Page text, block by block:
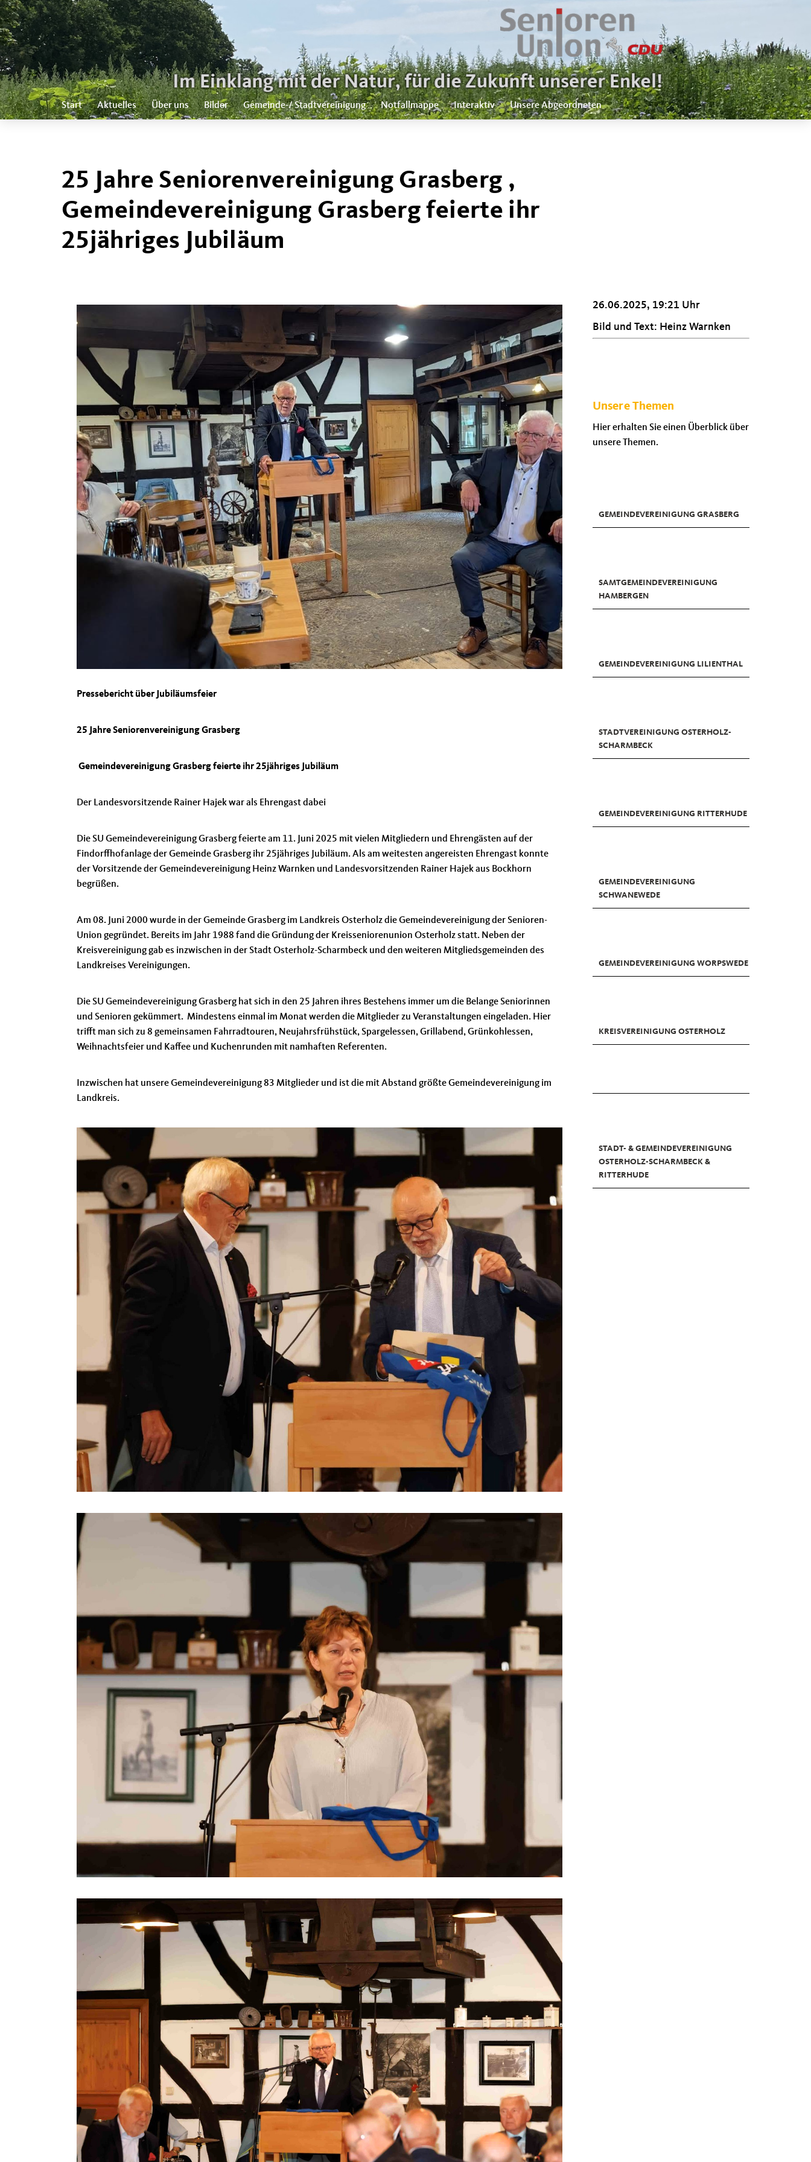
Start Aktuelles Über uns Bilder Gemeinde-/ Stadtvereinigung Notfallmappe Interaktiv Unsere Abgeordneten
25 Jahre Seniorenvereinigung Grasberg ,
Gemeindevereinigung Grasberg feierte ihr
25jähriges Jubiläum
Pressebericht über Jubiläumsfeier
25 Jahre Seniorenvereinigung Grasberg
Gemeindevereinigung Grasberg feierte ihr 25jähriges Jubiläum
Der Landesvorsitzende Rainer Hajek war als Ehrengast dabei
Die SU Gemeindevereinigung Grasberg feierte am 11. Juni 2025 mit vielen Mitgliedern und Ehrengästen auf der
Findorffhofanlage der Gemeinde Grasberg ihr 25jähriges Jubiläum. Als am weitesten angereisten Ehrengast konnte
der Vorsitzende der Gemeindevereinigung Heinz Warnken und Landesvorsitzenden Rainer Hajek aus Bockhorn
begrüßen.
Am 08. Juni 2000 wurde in der Gemeinde Grasberg im Landkreis Osterholz die Gemeindevereinigung der Senioren-
Union gegründet. Bereits im Jahr 1988 fand die Gründung der Kreisseniorenunion Osterholz statt. Neben der
Kreisvereinigung gab es inzwischen in der Stadt Osterholz-Scharmbeck und den weiteren Mitgliedsgemeinden des
Landkreises Vereinigungen.
Die SU Gemeindevereinigung Grasberg hat sich in den 25 Jahren ihres Bestehens immer um die Belange Seniorinnen
und Senioren gekümmert. Mindestens einmal im Monat werden die Mitglieder zu Veranstaltungen eingeladen. Hier
trifft man sich zu 8 gemeinsamen Fahrradtouren, Neujahrsfrühstück, Spargelessen, Grillabend, Grünkohlessen,
Weihnachtsfeier und Kaffee und Kuchenrunden mit namhaften Referenten.
Inzwischen hat unsere Gemeindevereinigung 83 Mitglieder und ist die mit Abstand größte Gemeindevereinigung im
Landkreis.
26.06.2025, 19:21 Uhr
Bild und Text: Heinz Warnken
Unsere Themen
Hier erhalten Sie einen Überblick über
unsere Themen.
GEMEINDEVEREINIGUNG GRASBERG
SAMTGEMEINDEVEREINIGUNG
HAMBERGEN
GEMEINDEVEREINIGUNG LILIENTHAL
STADTVEREINIGUNG OSTERHOLZ-
SCHARMBECK
GEMEINDEVEREINIGUNG RITTERHUDE
GEMEINDEVEREINIGUNG
SCHWANEWEDE
GEMEINDEVEREINIGUNG WORPSWEDE
KREISVEREINIGUNG OSTERHOLZ
STADT- & GEMEINDEVEREINIGUNG
OSTERHOLZ-SCHARMBECK &
RITTERHUDE